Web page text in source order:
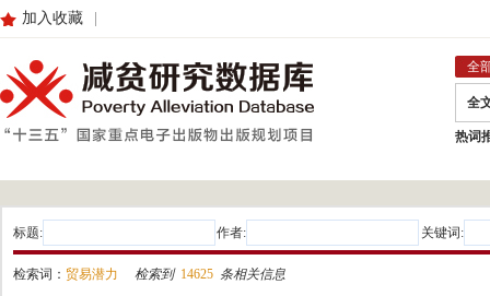
加入收藏
全
全
热词
标题: 作者: 关键词:
检索词： 贸易潜力 检索到 14625 条相关信息